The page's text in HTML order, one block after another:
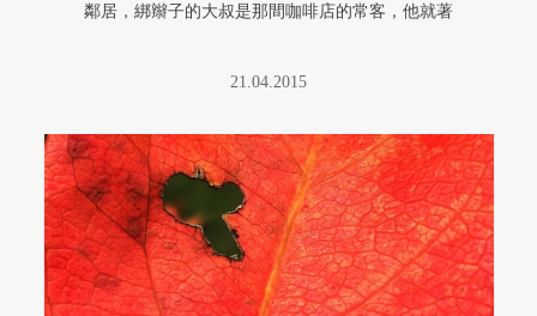
鄰居，綁辮子的大叔是那間咖啡店的常客，他就著
21.04.2015